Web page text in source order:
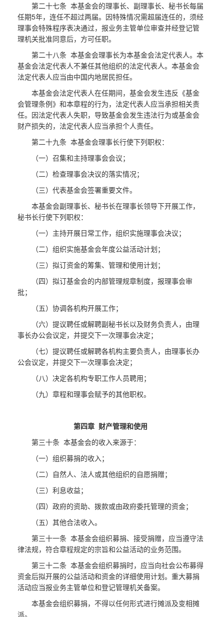
第二十七条 本基金会的理事长、副理事长、秘书长每届
任期5年，连任不超过两届。因特殊情况需超届连任的，须经
理事会特殊程序表决通过，报业务主管单位审查并经登记管
理机关批准同意后，方可任职。
第二十八条 本基金会理事长为本基金会法定代表人。本
基金会法定代表人不兼任其他组织的法定代表人。本基金会
法定代表人应当由中国内地居民担任。
本基金会法定代表人在任期间，基金会发生违反《基金
会管理条例》和本章程的行为，法定代表人应当承担相关责
任。因法定代表人失职，导致基金会发生违法行为或基金会
财产损失的，法定代表人应当承担个人责任。
第二十九条 本基金会理事长行使下列职权：
（一）召集和主持理事会会议；
（二）检查理事会决议的落实情况；
（三）代表基金会签署重要文件。
本基金会副理事长、秘书长在理事长领导下开展工作，
秘书长行使下列职权：
（一）主持开展日常工作，组织实施理事会决议；
（二）组织实施基金会年度公益活动计划；
（三）拟订资金的筹集、管理和使用计划；
（四）拟订基金会的内部管理规章制度，报理事会审
批；
（五）协调各机构开展工作；
（六）提议聘任或解聘副秘书长以及财务负责人，由理
事长办公会议定，并提交下一次理事会决定；
（七）提议聘任或解聘各机构主要负责人，由理事长办
公会议定，并提交下一次理事会决定；
（八）决定各机构专职工作人员聘用；
（九）章程和理事会赋予的其他职权。
第四章 财产管理和使用
第三十条 本基金会的收入来源于：
（一）组织募捐的收入；
（二）自然人、法人或其他组织的自愿捐赠；
（三）利息收益；
（四）政府的资助、拨款或由政府委托管理的资金；
（五）其他合法收入。
第三十一条 本基金会组织募捐、接受捐赠，应当遵守法
律法规，符合章程规定的宗旨和公益活动的业务范围。
第三十二条 本基金会组织募捐时，应当向社会公布募得
资金后拟开展的公益活动和资金的详细使用计划。重大募捐
活动应当报业务主管单位和登记管理机关备案。
本基金会组织募捐，不得以任何形式进行摊派及变相摊
派。